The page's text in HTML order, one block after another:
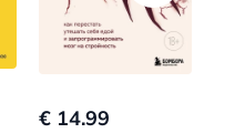
€ 14.99